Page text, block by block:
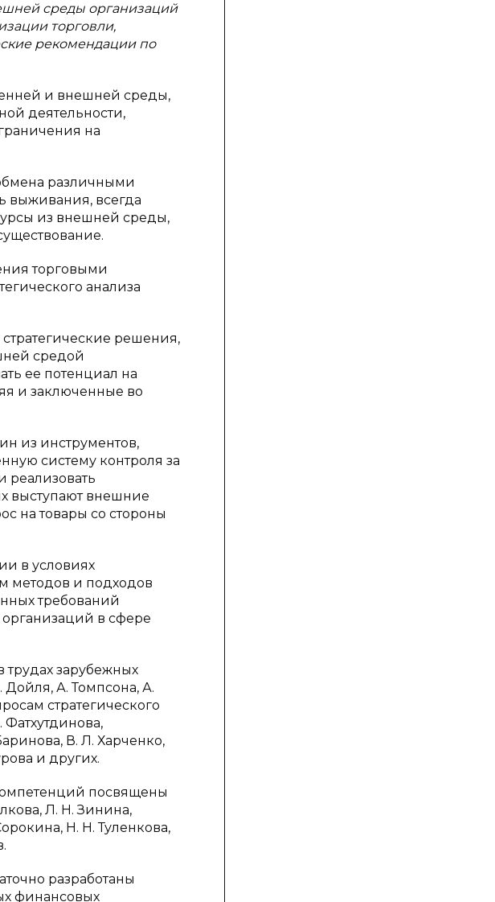
среды организаций
торговли,
рекомендации по
и внешней среды,
деятельности,
на
различными
выживания, всегда
из внешней среды,
торговыми
анализа
решения,
средой
ее потенциал на
и заключенные во
из инструментов,
систему контроля за
выступают внешние
на товары со стороны
в условиях
методов и подходов
требований
в сфере
трудах зарубежных
Дойля, А. Томпсона, А.
стратегического
В. Л. Харченко,
и других.
посвящены
Л. Н. Зинина,
Н. Н. Туленкова,
разработаны
финансовых